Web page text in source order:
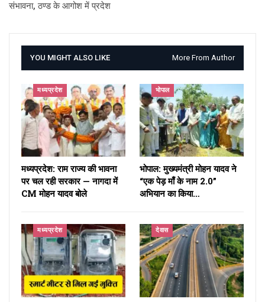
संभावना, ठण्ड के आगोश में प्रदेश
YOU MIGHT ALSO LIKE More From Author
मध्यप्रदेश
मध्यप्रदेश: राम राज्य की भावना
पर चल रही सरकार — नागदा में
CM मोहन यादव बोले
भोपाल
भोपाल: मुख्यमंत्री मोहन यादव ने
“एक पेड़ माँ के नाम 2.0”
अभियान का किया…
मध्यप्रदेश देवास